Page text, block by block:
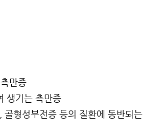
만증
생기는 측만증
형성부전증 등의 질환에 동반되는